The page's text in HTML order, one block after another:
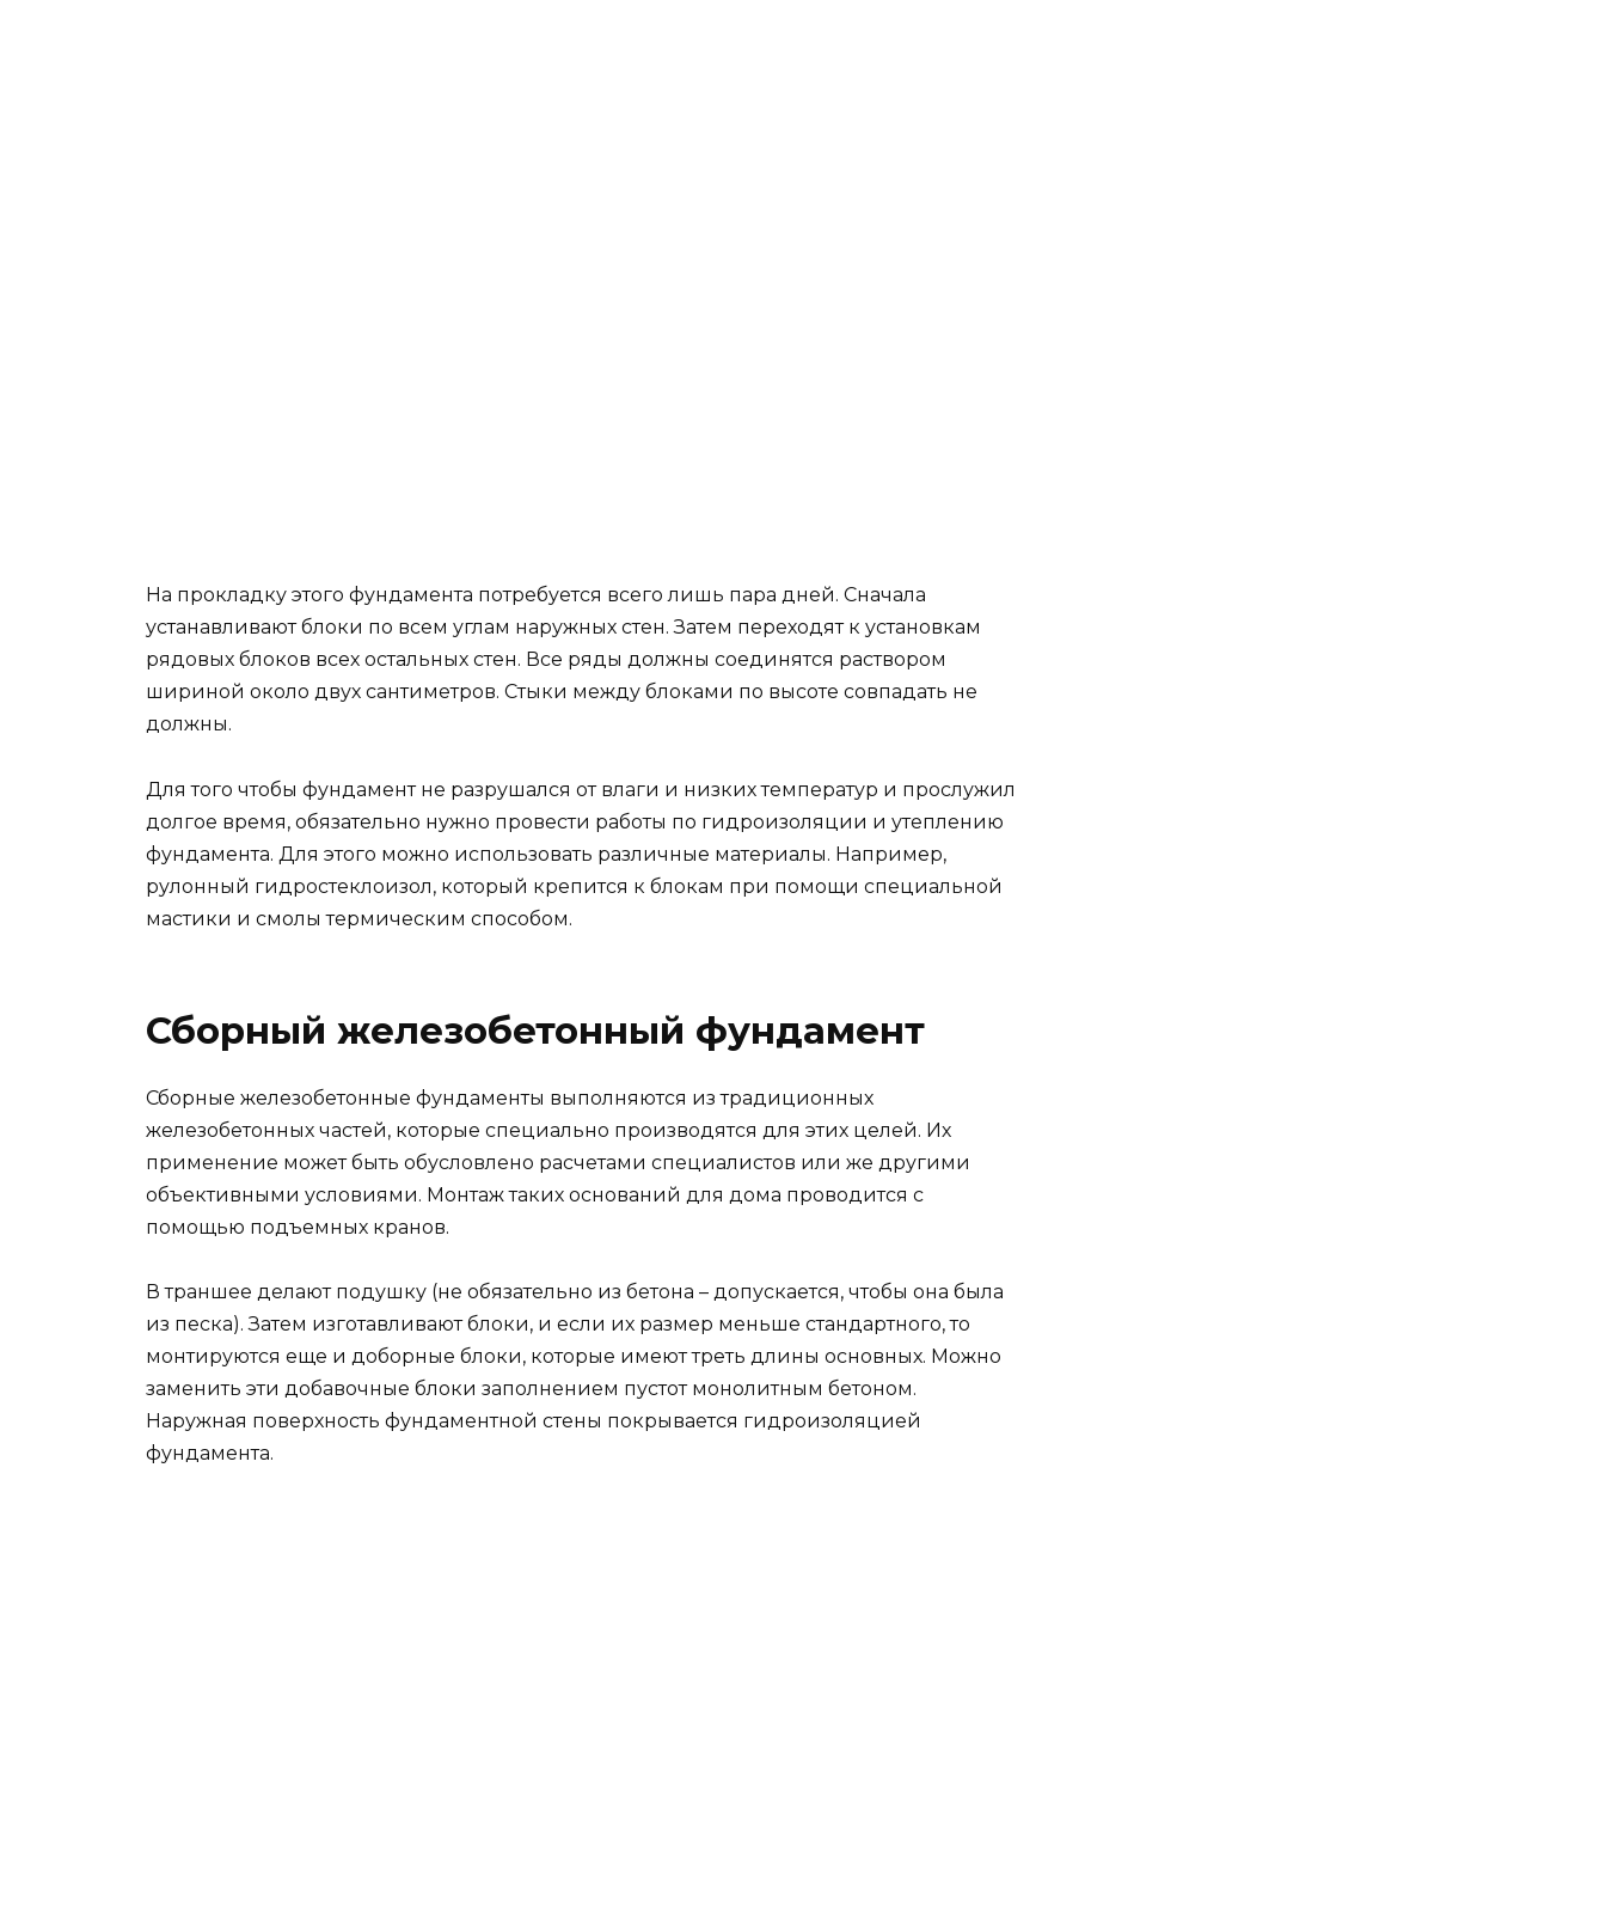
На прокладку этого фундамента потребуется всего лишь пара дней. Сначала
устанавливают блоки по всем углам наружных стен. Затем переходят к установкам
рядовых блоков всех остальных стен. Все ряды должны соединятся раствором
шириной около двух сантиметров. Стыки между блоками по высоте совпадать не
должны.
Для того чтобы фундамент не разрушался от влаги и низких температур и прослужил
долгое время, обязательно нужно провести работы по гидроизоляции и утеплению
фундамента. Для этого можно использовать различные материалы. Например,
рулонный гидростеклоизол, который крепится к блокам при помощи специальной
мастики и смолы термическим способом.
Сборный железобетонный фундамент
Сборные железобетонные фундаменты выполняются из традиционных
железобетонных частей, которые специально производятся для этих целей. Их
применение может быть обусловлено расчетами специалистов или же другими
объективными условиями. Монтаж таких оснований для дома проводится с
помощью подъемных кранов.
В траншее делают подушку (не обязательно из бетона – допускается, чтобы она была
из песка). Затем изготавливают блоки, и если их размер меньше стандартного, то
монтируются еще и доборные блоки, которые имеют треть длины основных. Можно
заменить эти добавочные блоки заполнением пустот монолитным бетоном.
Наружная поверхность фундаментной стены покрывается гидроизоляцией
фундамента.